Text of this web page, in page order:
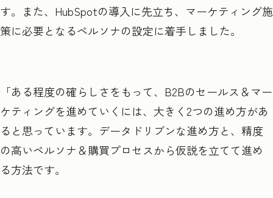
す。また、HubSpotの導入に先立ち、マーケティング施
策に必要となるペルソナの設定に着手しました。
「ある程度の確らしさをもって、B2Bのセールス＆マー
ケティングを進めていくには、大きく2つの進め方があ
ると思っています。データドリブンな進め方と、精度
の高いペルソナ＆購買プロセスから仮説を立てて進め
る方法です。